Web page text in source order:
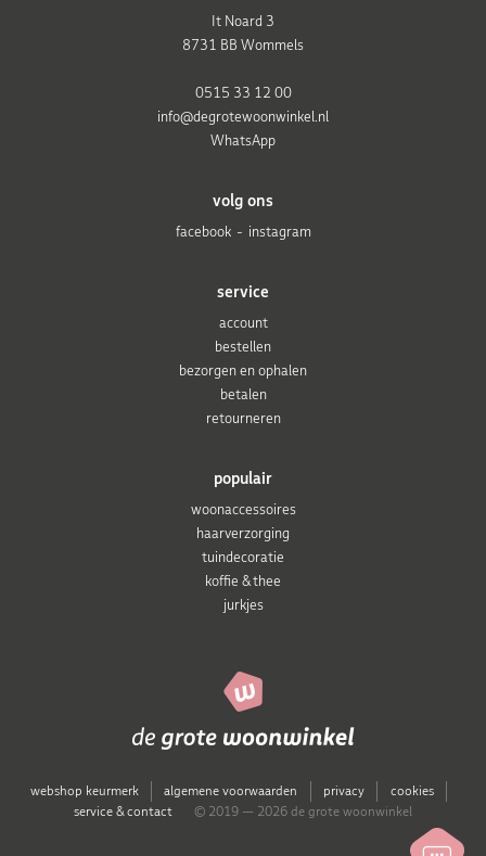
populair
woonaccessoires
haarverzorging
tuindecoratie
koffie & thee
jurkjes
service
account
bestellen
bezorgen en ophalen
betalen
retourneren
volg ons
facebook
instagram
It Noard 3
8731 BB Wommels
0515 33 12 00
info@degrotewoonwinkel.nl
WhatsApp
webshop keurmerk algemene voorwaarden privacy
cookies
service & contact
© 2019 — 2026 de grote woonwinkel